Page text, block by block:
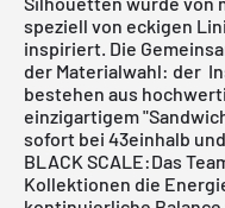
speziell von eckigen
inspiriert. Die
der Materialwahl: der
bestehen aus
einzigartigem
sofort bei 43einhalb und
BLACK SCALE:Das
Kollektionen die